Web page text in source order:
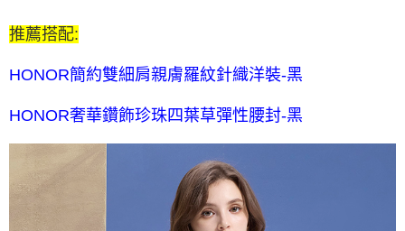
7-11付款後取貨-訂單滿 $2000 元即享免運服務-未滿則另收
$80 元物流費
宅配送到家-訂單滿 $2000 元即享免運服務-未滿則另收 $120 元物
每筆NT$120，滿NT$2,000(含以上)免運費
推薦搭配:
HONOR簡約雙細肩親膚羅紋針織洋裝-黑
HONOR奢華鑽飾珍珠四葉草彈性腰封-黑